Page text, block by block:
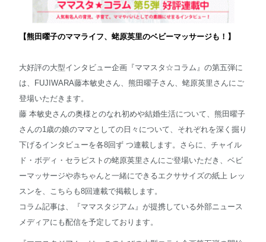
【熊田曜子のママライフ、蛯原英里のベビーマッサージも！】
大好評の大型インタビュー企画『ママスタ☆コラム』の第五弾に
は、FUJIWARA藤本敏史さん、熊田曜子さん、蛯原英里さんにご
登場いただきます。
藤 本敏史さんの奥様とのなれ初めや結婚生活について、熊田曜子
さんの1歳の娘のママとしての日々について、それぞれを深く掘り
下げるインタビューを各8回ず つ連載します。さらに、チャイル
ド・ボディ・セラピストの蛯原英里さんにご登場いただき、ベビ
ーマッサージや赤ちゃんと一緒にできるエクササイズの紙上 レッ
スンを、こちらも8回連載で掲載します。
コラム記事は、『ママスタジアム』が提携している外部ニュース
メディアにも配信を予定しております。